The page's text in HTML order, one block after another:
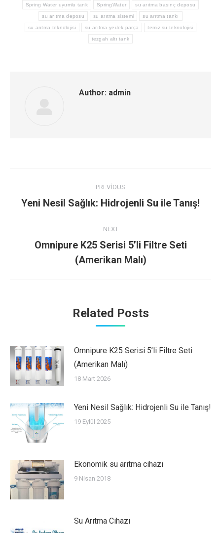
Spring Water uyumlu tank SpringWater su arıtma basınç deposu
su arıtma deposu su arıtma sistemi su arıtma tankı
su arıtma teknolojisi su arıtma yedek parça temiz su teknolojisi
tezgah altı tank
Author: admin
navigation
PREVIOUS
Previous
Yeni Nesil Sağlık: Hidrojenli Su ile Tanış!
NEXT
Next
post:
Omnipure K25 Serisi 5’li Filtre Seti
(Amerikan Malı)
Related Posts
Omnipure K25 Serisi 5’li Filtre Seti
(Amerikan Malı)
18 Mart 2026
Yeni Nesil Sağlık: Hidrojenli Su ile Tanış!
19 Eylül 2025
Ekonomik su arıtma cihazı
9 Nisan 2018
Su Arıtma Cihazı